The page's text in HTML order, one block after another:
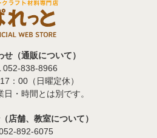
せ（通販について）
052-838-8966
：00（日曜定休）
・時間とは別です。
店舗、教室について）
892-6075